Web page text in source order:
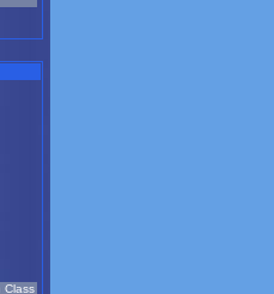
Class